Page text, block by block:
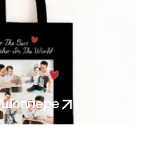
шоппере